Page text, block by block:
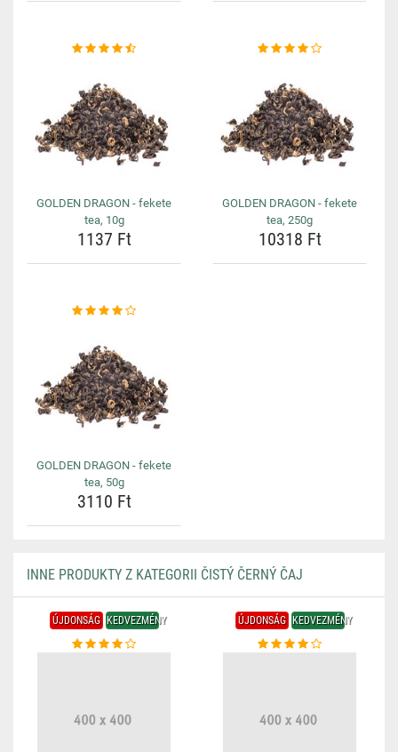
GOLDEN DRAGON - fekete
tea, 10g
1137 Ft
GOLDEN DRAGON - fekete
tea, 250g
10318 Ft
GOLDEN DRAGON - fekete
tea, 50g
3110 Ft
INNE PRODUKTY Z KATEGORII ČISTÝ ČERNÝ ČAJ
ÚJDONSÁG KEDVEZMÉNY ÚJDONSÁG KEDVEZMÉNY